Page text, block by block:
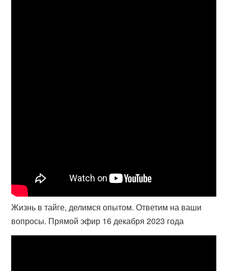
Жизнь в тайге, делимся опытом. Ответим на ваши
вопросы. Прямой эфир 16 декабря 2023 года